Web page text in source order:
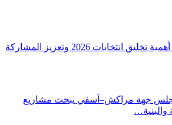
الأحزاب السياسية تؤكد أهمية تخليق انتخابات 2026 وتعزيز المشاركة
جهة مراكش–آسفي يبحث مشاريع
والبنية…